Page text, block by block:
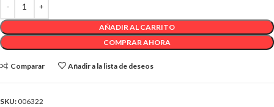
AÑADIR AL CARRITO
COMPRAR AHORA
Comparar Añadir a la lista de deseos
SKU: 006322